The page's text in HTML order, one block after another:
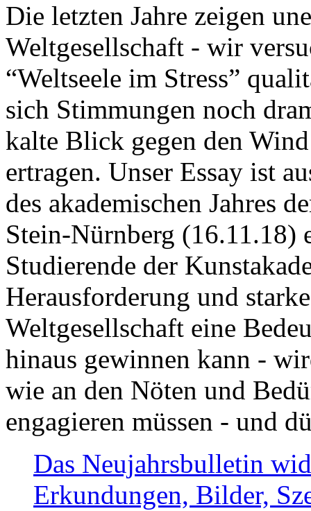
Die letzten Jahre zeigen
Weltgesellschaft - wir
“Weltseele im Stress”
sich Stimmungen noch
kalte Blick gegen den
ertragen. Unser Essay ist
des akademischen Jahres
Stein-Nürnberg (16.11.18)
Studierende der
Herausforderung und
Weltgesellschaft eine
hinaus gewinnen kann -
wie an den Nöten und
engagieren müssen - und
Das Neujahrsbulletin
Erkundungen, Bilder,